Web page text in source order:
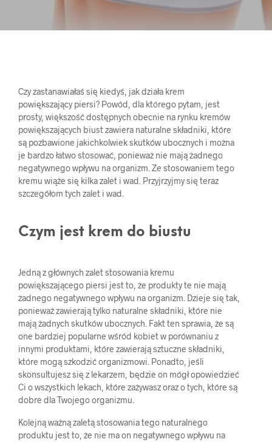
Czy zastanawiałaś się kiedyś, jak działa krem ​​
powiększający piersi? Powód, dla którego pytam, jest
prosty, większość dostępnych obecnie na rynku kremów
powiększających biust zawiera naturalne składniki, które
są pozbawione jakichkolwiek skutków ubocznych i można
je bardzo łatwo stosować, ponieważ nie mają żadnego
negatywnego wpływu na organizm. Ze stosowaniem tego
kremu wiąże się kilka zalet i wad. Przyjrzyjmy się teraz
szczegółom tych zalet i wad.
Czym jest krem do biustu
Jedną z głównych zalet stosowania kremu
powiększającego piersi jest to, że produkty te nie mają
żadnego negatywnego wpływu na organizm. Dzieje się tak,
ponieważ zawierają tylko naturalne składniki, które nie
mają żadnych skutków ubocznych. Fakt ten sprawia, że ​​są
one bardziej popularne wśród kobiet w porównaniu z
innymi produktami, które zawierają sztuczne składniki,
które mogą szkodzić organizmowi. Ponadto, jeśli
skonsultujesz się z lekarzem, będzie on mógł opowiedzieć
Ci o wszystkich lekach, które zażywasz oraz o tych, które są
dobre dla Twojego organizmu.
Kolejną ważną zaletą stosowania tego naturalnego
produktu jest to, że nie ma on negatywnego wpływu na